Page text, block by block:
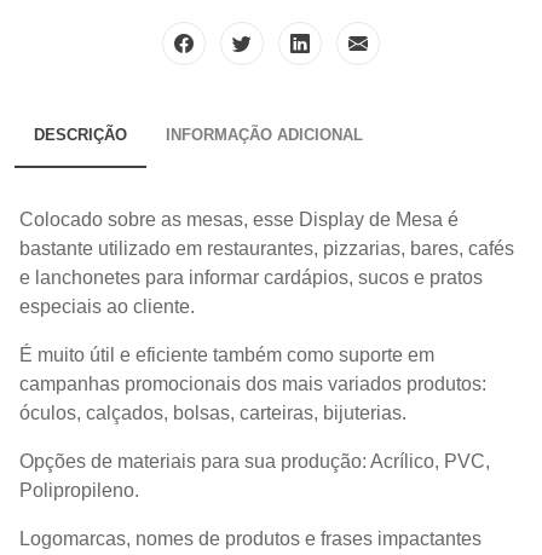
DESCRIÇÃO INFORMAÇÃO ADICIONAL
Colocado sobre as mesas, esse Display de Mesa é
bastante utilizado em restaurantes, pizzarias, bares, cafés
e lanchonetes para informar cardápios, sucos e pratos
especiais ao cliente.
É muito útil e eficiente também como suporte em
campanhas promocionais dos mais variados produtos:
óculos, calçados, bolsas, carteiras, bijuterias.
Opções de materiais para sua produção: Acrílico, PVC,
Polipropileno.
Logomarcas, nomes de produtos e frases impactantes